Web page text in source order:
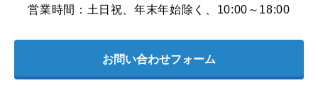
営業時間：土日祝、年末年始除く、10:00～18:00
お問い合わせフォーム